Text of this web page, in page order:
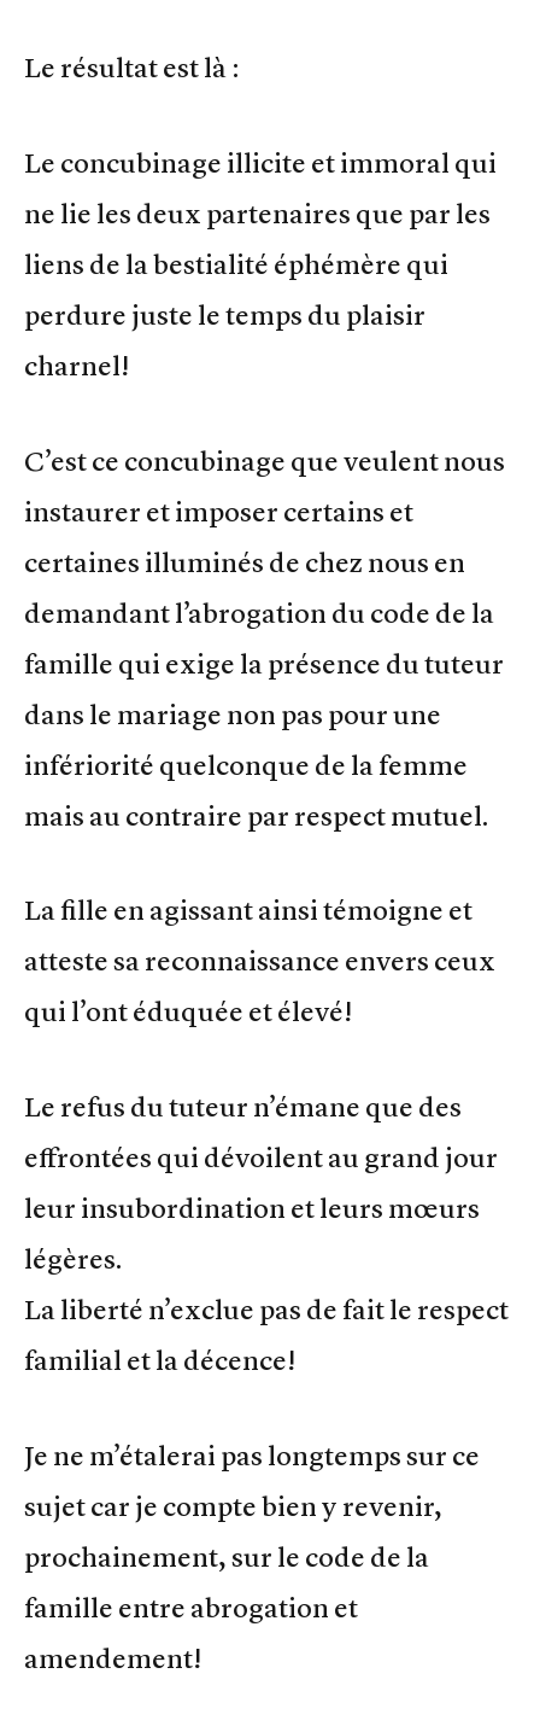
Le résultat est là :
Le concubinage illicite et immoral qui
ne lie les deux partenaires que par les
liens de la bestialité éphémère qui
perdure juste le temps du plaisir
charnel!
C’est ce concubinage que veulent nous
instaurer et imposer certains et
certaines illuminés de chez nous en
demandant l’abrogation du code de la
famille qui exige la présence du tuteur
dans le mariage non pas pour une
infériorité quelconque de la femme
mais au contraire par respect mutuel.
La fille en agissant ainsi témoigne et
atteste sa reconnaissance envers ceux
qui l’ont éduquée et élevé!
Le refus du tuteur n’émane que des
effrontées qui dévoilent au grand jour
leur insubordination et leurs mœurs
légères.
La liberté n’exclue pas de fait le respect
familial et la décence!
Je ne m’étalerai pas longtemps sur ce
sujet car je compte bien y revenir,
prochainement, sur le code de la
famille entre abrogation et
amendement!